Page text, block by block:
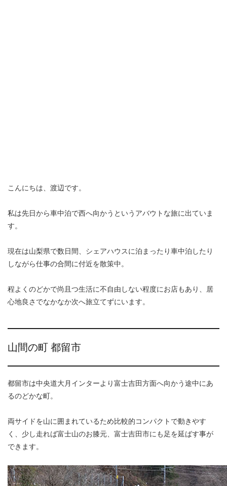
こんにちは、渡辺です。
私は先日から車中泊で西へ向かうというアバウトな旅に出ていま
す。
現在は山梨県で数日間、シェアハウスに泊まったり車中泊したり
しながら仕事の合間に付近を散策中。
程よくのどかで尚且つ生活に不自由しない程度にお店もあり、居
心地良さでなかなか次へ旅立てずにいます。
山間の町 都留市
都留市は中央道大月インターより富士吉田方面へ向かう途中にあ
るのどかな町。
両サイドを山に囲まれているため比較的コンパクトで動きやす
く、少し走れば富士山のお膝元、富士吉田市にも足を延ばす事が
できます。